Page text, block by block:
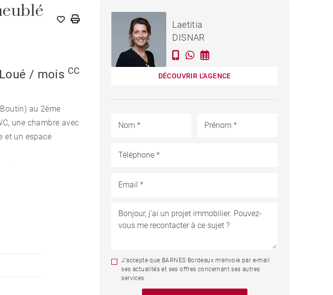
Loué / mois CC
au 2ème
une chambre avec
et un espace
ménagères)
loyer annuel HC +
APPARTEMENT BORDEAUX
- 70 M²Laetitia
DISNAR
DÉCOUVRIR L'AGENCE
J'accepte que BARNES Bordeaux m'envoie par e-mail
ses actualités et ses offres concernant ses autres
services.